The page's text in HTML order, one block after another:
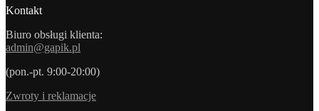
Kontakt
Biuro obsługi klienta:
admin@gapik.pl
(pon.-pt. 9:00-20:00)
Zwroty i reklamacje